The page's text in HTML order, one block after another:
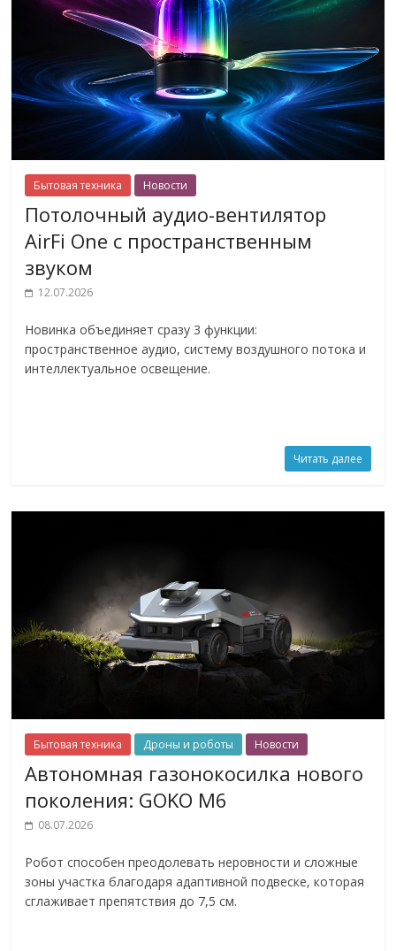
Бытовая техника Новости
Потолочный аудио-вентилятор
AirFi One с пространственным
звуком
12.07.2026
Новинка объединяет сразу 3 функции:
пространственное аудио, систему воздушного потока и
интеллектуальное освещение.
Читать далее
Бытовая техника Дроны и роботы Новости
Автономная газонокосилка нового
поколения: GOKO M6
08.07.2026
Робот способен преодолевать неровности и сложные
зоны участка благодаря адаптивной подвеске, которая
сглаживает препятствия до 7,5 см.